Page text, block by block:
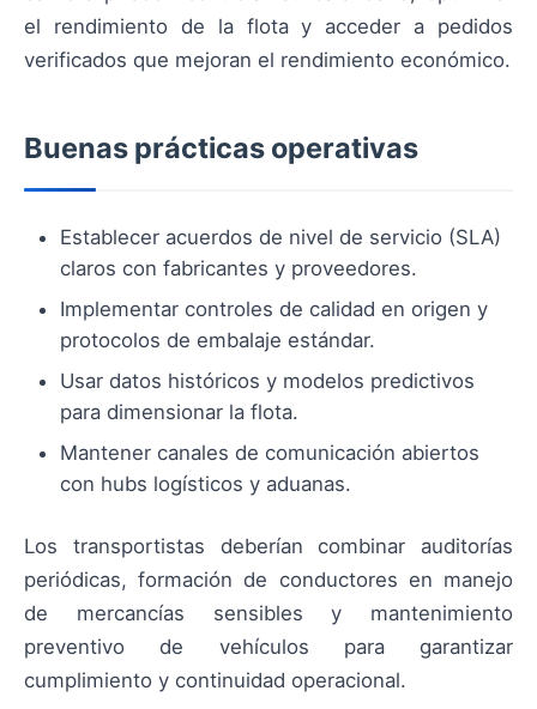
el rendimiento de la flota y acceder a pedidos
verificados que mejoran el rendimiento económico.
Buenas prácticas operativas
Establecer acuerdos de nivel de servicio (SLA)
claros con fabricantes y proveedores.
Implementar controles de calidad en origen y
protocolos de embalaje estándar.
Usar datos históricos y modelos predictivos
para dimensionar la flota.
Mantener canales de comunicación abiertos
con hubs logísticos y aduanas.
Los transportistas deberían combinar auditorías
periódicas, formación de conductores en manejo
de mercancías sensibles y mantenimiento
preventivo de vehículos para garantizar
cumplimiento y continuidad operacional.